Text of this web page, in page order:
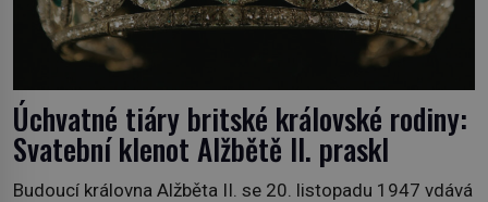
Úchvatné tiáry britské královské rodiny:
Svatební klenot Alžbětě II. praskl
Budoucí královna Alžběta II. se 20. listopadu 1947 vdává